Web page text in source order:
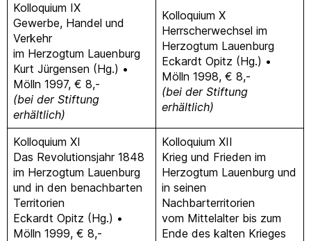
Kolloquium IX
Gewerbe, Handel und
Verkehr
im Herzogtum Lauenburg
Kurt Jürgensen (Hg.) •
Mölln 1997, € 8,-
(bei der Stiftung
erhältlich)
Kolloquium X
Herrscherwechsel im
Herzogtum Lauenburg
Eckardt Opitz (Hg.) •
Mölln 1998, € 8,-
(bei der Stiftung
erhältlich)
Kolloquium XI
Das Revolutionsjahr 1848
im Herzogtum Lauenburg
und in den benachbarten
Territorien
Eckardt Opitz (Hg.) •
Mölln 1999, € 8,-
Kolloquium XII
Krieg und Frieden im
Herzogtum Lauenburg und
in seinen
Nachbarterritorien
vom Mittelalter bis zum
Ende des kalten Krieges